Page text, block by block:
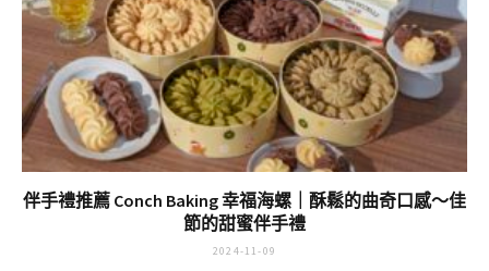
伴手禮推薦 Conch Baking 幸福海螺｜酥鬆的曲奇口感～佳
節的甜蜜伴手禮
2024-11-09